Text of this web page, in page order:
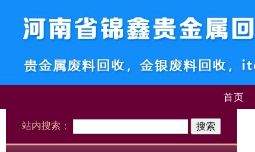
首页
站内搜索：